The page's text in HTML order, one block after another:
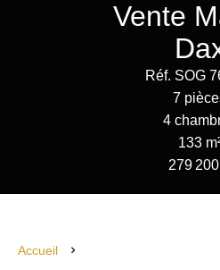
Vente
Réf. SOG
7
4
133
279
Accueil